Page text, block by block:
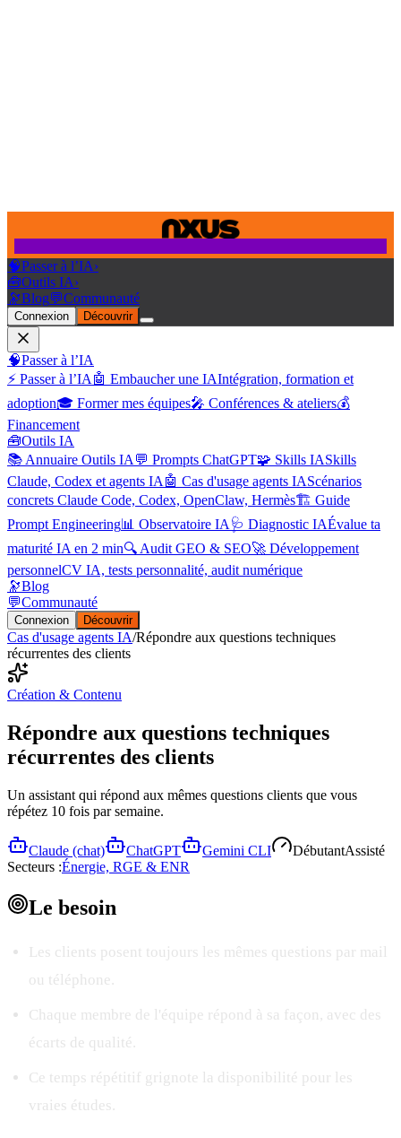
🧠Passer à l’IA›
🧰Outils IA›
🔭Blog💬Communauté
Connexion Découvrir
🧠Passer à l’IA
⚡ Passer à l’IA 🤖 Embaucher une IAIntégration, formation et
adoption🎓 Former mes équipes🎤 Conférences & ateliers💰
Financement
🧰Outils IA
📚 Annuaire Outils IA 💬 Prompts ChatGPT🧩 Skills IASkills
Claude, Codex et agents IA 🤖 Cas d'usage agents IAScénarios
concrets Claude Code, Codex, OpenClaw, Hermès🏗️ Guide
Prompt Engineering📊 Observatoire IA 🩺 Diagnostic IAÉvalue ta
maturité IA en 2 min🔍 Audit GEO & SEO🚀 Développement
personnelCV IA, tests personnalité, audit numérique
🔭Blog
💬Communauté
Connexion Découvrir
Cas d'usage agents IA/Répondre aux questions techniques
récurrentes des clients
Création & Contenu
Répondre aux questions techniques
récurrentes des clients
Un assistant qui répond aux mêmes questions clients que vous
répétez 10 fois par semaine.
Claude (chat) ChatGPT Gemini CLI DébutantAssisté
Secteurs :Énergie, RGE & ENR
Le besoin
Les clients posent toujours les mêmes questions par mail
ou téléphone.
Chaque membre de l'équipe répond à sa façon, avec des
écarts de qualité.
Ce temps répétitif grignote la disponibilité pour les
vraies études.